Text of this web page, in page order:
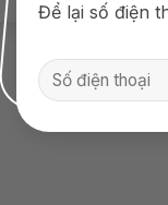
Để lại số điện